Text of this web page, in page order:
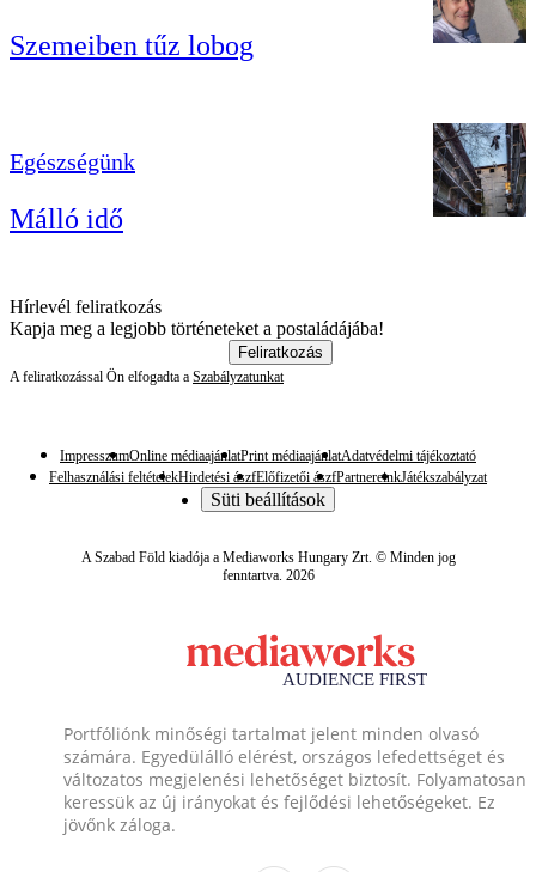
Szemeiben tűz lobog
Egészségünk
Málló idő
Hírlevél feliratkozás
Kapja meg a legjobb történeteket a postaládájába!
Feliratkozás
A feliratkozással Ön elfogadta a Szabályzatunkat
ImpresszumOnline médiaajánlatPrint médiaajánlatAdatvédelmi tájékoztató
Felhasználási feltételekHirdetési ászfElőfizetői ászfPartnereinkJátékszabályzat
Süti beállítások
A Szabad Föld kiadója a Mediaworks Hungary Zrt. © Minden jog
fenntartva. 2026
Portfóliónk minőségi tartalmat jelent minden olvasó
számára. Egyedülálló elérést, országos lefedettséget és
változatos megjelenési lehetőséget biztosít. Folyamatosan
keressük az új irányokat és fejlődési lehetőségeket. Ez
jövőnk záloga.